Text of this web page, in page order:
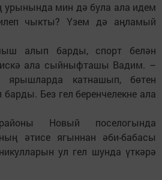
урынында мин дә була ала идем
чыкты? Үзем дә аңламый
алып барды, спорт белән
ала сыйныфташы Вадим. –
ярышларда катнашып, бөтен
Без гел беренчелекне ала
Новый поселогында
әтисе ягыннан әби-бабасы
ул гел шунда үткәрә